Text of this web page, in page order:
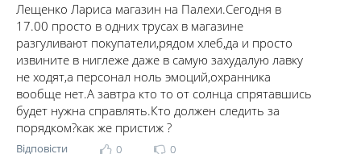
Лещенко Лариса магазин на Палехи.Сегодня в
17.00 просто в одних трусах в магазине
разгуливают покупатели,рядом хлеб,да и просто
извините в ниглеже даже в самую захудалую лавку
не ходят,а персонал ноль эмоций,охранника
вообще нет.А завтра кто то от солнца спрятавшись
будет нужна справлять.Кто должен следить за
порядком?как же пристиж ?
Відповісти 0 0